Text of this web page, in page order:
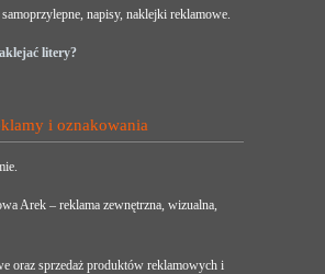
napisy, naklejki reklamowe.
litery?
i oznakowania
Arek – reklama zewnętrzna, wizualna,
oraz sprzedaż produktów reklamowych i